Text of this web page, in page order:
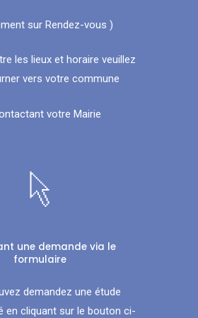
sur Rendez-vous )
les lieux et horaire veuillez
vers votre commune
votre Mairie
une demande via le
formulaire
demandez une étude
en cliquant sur le bouton ci-